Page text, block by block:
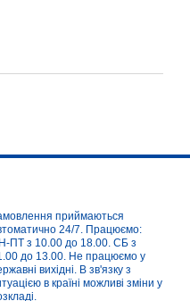
приймаються
24/7. Працюємо:
ПТ з 10.00 до 18.00. СБ з
до 13.00. Не працюємо у
вихідні. В зв'язку з
в країні можливі зміни у